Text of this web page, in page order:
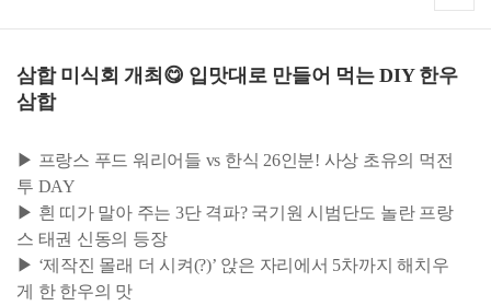
삼합 미식회 개최😋 입맛대로 만들어 먹는 DIY 한우
삼합
▶ 프랑스 푸드 워리어들 vs 한식 26인분! 사상 초유의 먹전
투 DAY
▶ 흰 띠가 말아 주는 3단 격파? 국기원 시범단도 놀란 프랑
스 태권 신동의 등장
▶ ‘제작진 몰래 더 시켜(?)’ 앉은 자리에서 5차까지 해치우
게 한 한우의 맛